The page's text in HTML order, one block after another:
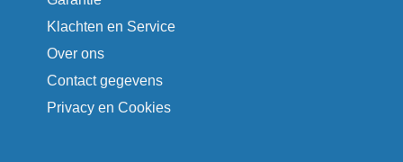
Klachten en Service
Over ons
Contact gegevens
Privacy en Cookies